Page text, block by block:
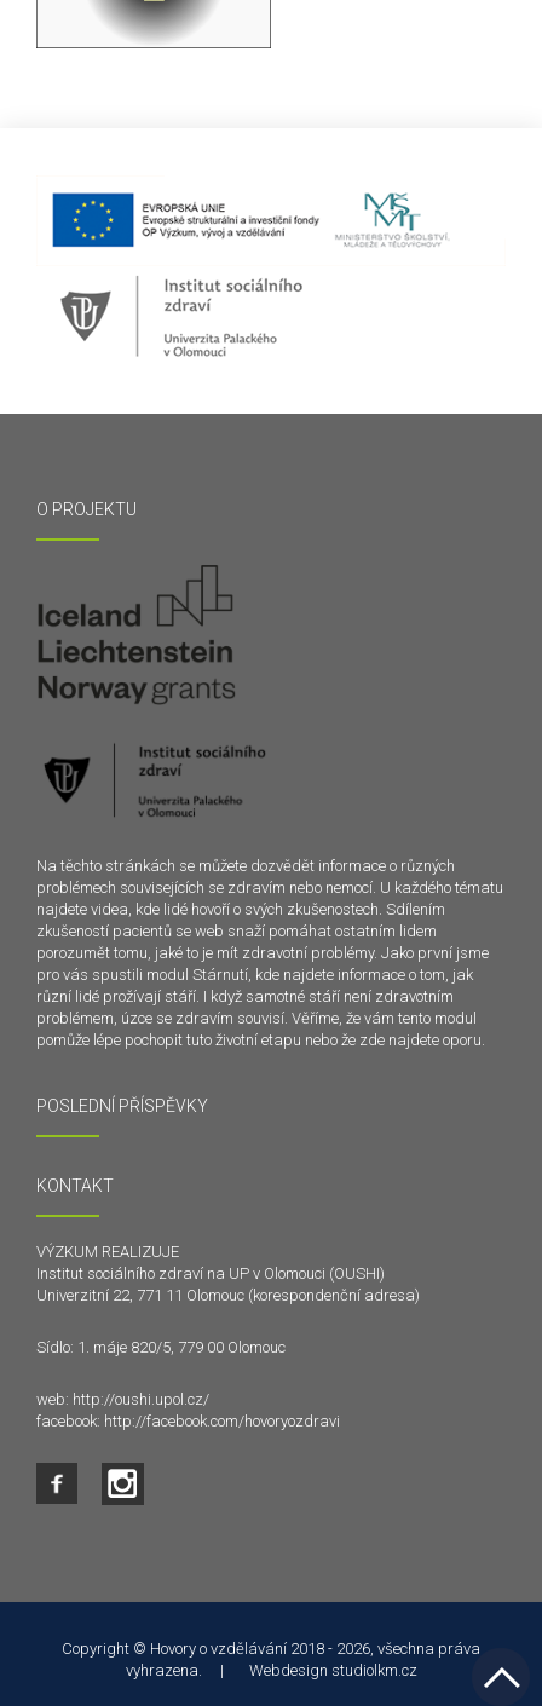
O PROJEKTU
Na těchto stránkách se můžete dozvědět informace o různých
problémech souvisejících se zdravím nebo nemocí. U každého tématu
najdete videa, kde lidé hovoří o svých zkušenostech. Sdílením
zkušeností pacientů se web snaží pomáhat ostatním lidem
porozumět tomu, jaké to je mít zdravotní problémy. Jako první jsme
pro vás spustili modul Stárnutí, kde najdete informace o tom, jak
různí lidé prožívají stáří. I když samotné stáří není zdravotním
problémem, úzce se zdravím souvisí. Věříme, že vám tento modul
pomůže lépe pochopit tuto životní etapu nebo že zde najdete oporu.
POSLEDNÍ PŘÍSPĚVKY
KONTAKT
VÝZKUM REALIZUJE
Institut sociálního zdraví na UP v Olomouci (OUSHI)
Univerzitní 22, 771 11 Olomouc (korespondenční adresa)
Sídlo: 1. máje 820/5, 779 00 Olomouc
web: http://oushi.upol.cz/
facebook: http://facebook.com/hovoryozdravi
Copyright © Hovory o vzdělávání 2018 - 2026, všechna práva
vyhrazena. | Webdesign studiolkm.cz
souhlasíte.
Souhlasím